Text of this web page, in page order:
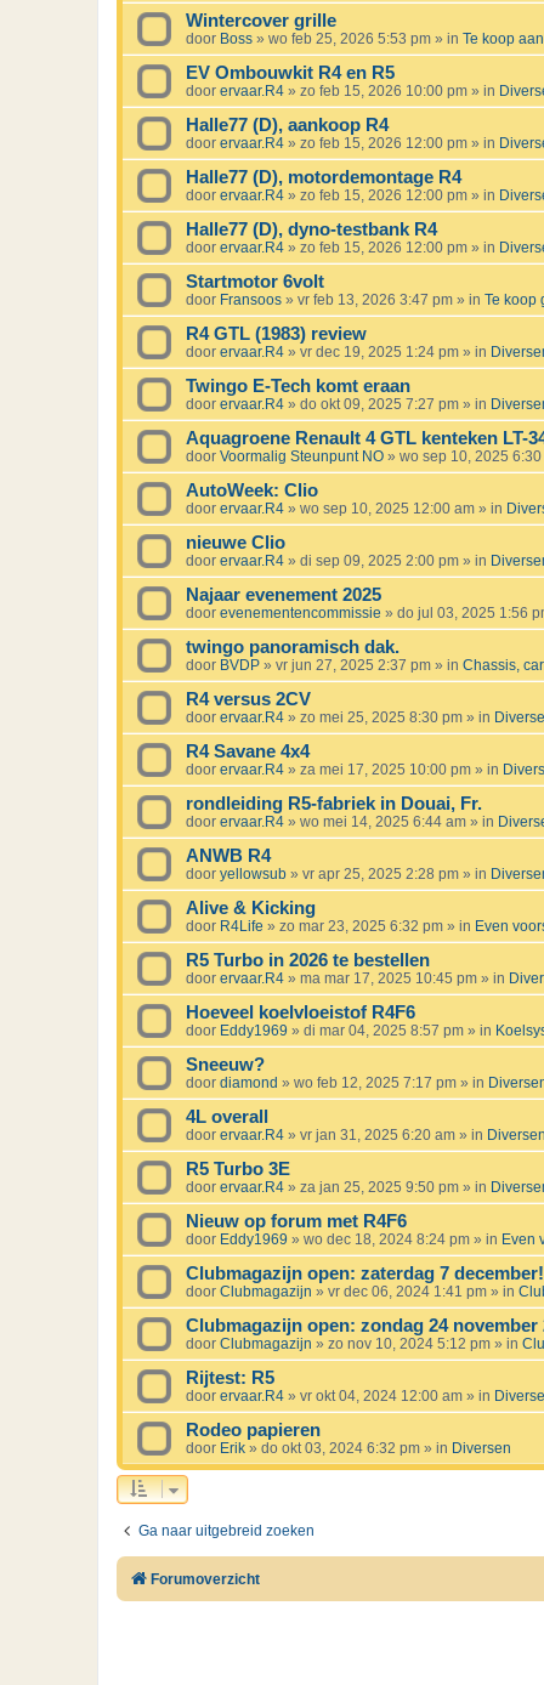
Wintercover grille
door Boss » wo feb 25, 2026 5:53 pm » in Te koop
EV Ombouwkit R4 en R5
door ervaar.R4 » zo feb 15, 2026 10:00 pm » in
Halle77 (D), aankoop R4
door ervaar.R4 » zo feb 15, 2026 12:00 pm » in
Halle77 (D), motordemontage R4
door ervaar.R4 » zo feb 15, 2026 12:00 pm » in
Halle77 (D), dyno-testbank R4
door ervaar.R4 » zo feb 15, 2026 12:00 pm » in
Startmotor 6volt
door Fransoos » vr feb 13, 2026 3:47 pm » in Te koop
R4 GTL (1983) review
door ervaar.R4 » vr dec 19, 2025 1:24 pm » in
Twingo E-Tech komt eraan
door ervaar.R4 » do okt 09, 2025 7:27 pm » in
Aquagroene Renault 4 GTL kenteken LT-
door Voormalig Steunpunt NO » wo sep 10, 2025 6:30
AutoWeek: Clio
door ervaar.R4 » wo sep 10, 2025 12:00 am » in
nieuwe Clio
door ervaar.R4 » di sep 09, 2025 2:00 pm » in
Najaar evenement 2025
door evenementencommissie » do jul 03, 2025 1:56
twingo panoramisch dak.
door BVDP » vr jun 27, 2025 2:37 pm » in Chassis,
R4 versus 2CV
door ervaar.R4 » zo mei 25, 2025 8:30 pm » in
R4 Savane 4x4
door ervaar.R4 » za mei 17, 2025 10:00 pm » in
rondleiding R5-fabriek in Douai, Fr.
door ervaar.R4 » wo mei 14, 2025 6:44 am » in
ANWB R4
door yellowsub » vr apr 25, 2025 2:28 pm » in
Alive & Kicking
door R4Life » zo mar 23, 2025 6:32 pm » in Even
R5 Turbo in 2026 te bestellen
door ervaar.R4 » ma mar 17, 2025 10:45 pm » in
Hoeveel koelvloeistof R4F6
door Eddy1969 » di mar 04, 2025 8:57 pm » in
Sneeuw?
door diamond » wo feb 12, 2025 7:17 pm » in
4L overall
door ervaar.R4 » vr jan 31, 2025 6:20 am » in Diversen
R5 Turbo 3E
door ervaar.R4 » za jan 25, 2025 9:50 pm » in
Nieuw op forum met R4F6
door Eddy1969 » wo dec 18, 2024 8:24 pm » in Even
Clubmagazijn open: zaterdag 7 december!
door Clubmagazijn » vr dec 06, 2024 1:41 pm » in
Clubmagazijn open: zondag 24 november
door Clubmagazijn » zo nov 10, 2024 5:12 pm » in
Rijtest: R5
door ervaar.R4 » vr okt 04, 2024 12:00 am » in
Rodeo papieren
door Erik » do okt 03, 2024 6:32 pm » in Diversen
Ga naar uitgebreid zoeken
Forumoverzicht